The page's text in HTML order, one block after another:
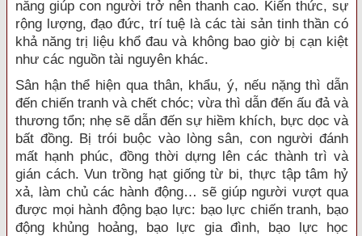
năng giúp con người trở nên thanh cao. Kiến thức, sự
rộng lượng, đạo đức, trí tuệ là các tài sản tinh thần có
khả năng trị liệu khổ đau và không bao giờ bị cạn kiệt
như các nguồn tài nguyên khác.
Sân hận thể hiện qua thân, khẩu, ý, nếu nặng thì dẫn
đến chiến tranh và chết chóc; vừa thì dẫn đến ấu đả và
thương tổn; nhẹ sẽ dẫn đến sự hiềm khích, bực dọc và
bất đồng. Bị trói buộc vào lòng sân, con người đánh
mất hạnh phúc, đồng thời dựng lên các thành trì và
gián cách. Vun trồng hạt giống từ bi, thực tập tâm hỷ
xả, làm chủ các hành động… sẽ giúp người vượt qua
được mọi hành động bạo lực: bạo lực chiến tranh, bạo
động khủng hoảng, bạo lực gia đình, bạo lực học